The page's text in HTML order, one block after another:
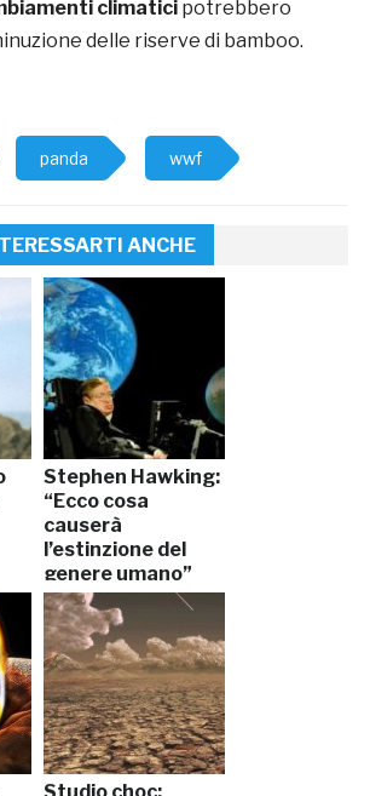
climaticipotrebbero
delle riserve di bamboo.
panda wwf
ANCHE
Stephen Hawking:
“Ecco cosa
causerà
l’estinzione del
genere umano”
Studio choc: